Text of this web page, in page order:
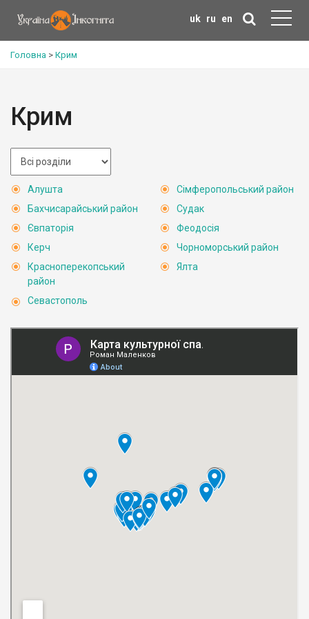
uk ru en
Головна > Крим
Крим
Алушта
Бахчисарайський район
Євпаторія
Керч
Красноперекопський
район
Севастополь
Сімферопольський район
Судак
Феодосія
Чорноморський район
Ялта